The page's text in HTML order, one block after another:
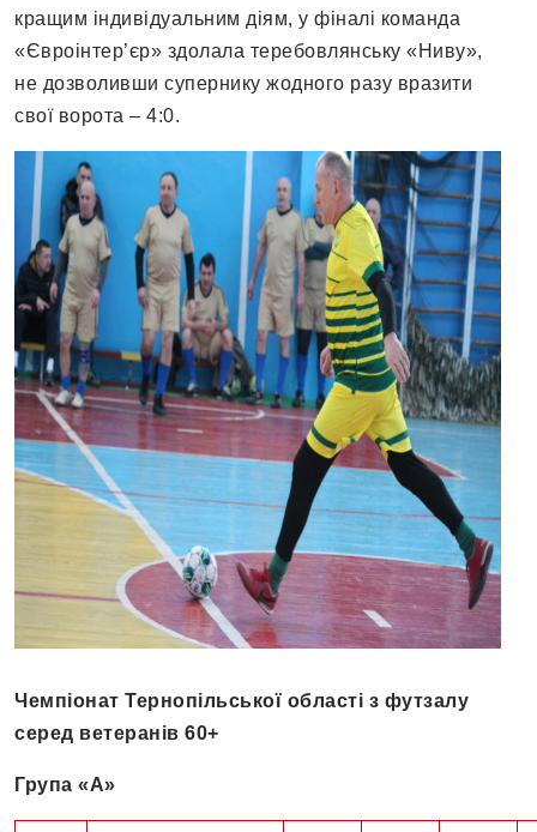
кращим індивідуальним діям, у фіналі команда
«Євроінтер’єр» здолала теребовлянську «Ниву»,
не дозволивши супернику жодного разу вразити
свої ворота – 4:0.
Чемпіонат Тернопільської області з футзалу
серед ветеранів 60+
Група «А»